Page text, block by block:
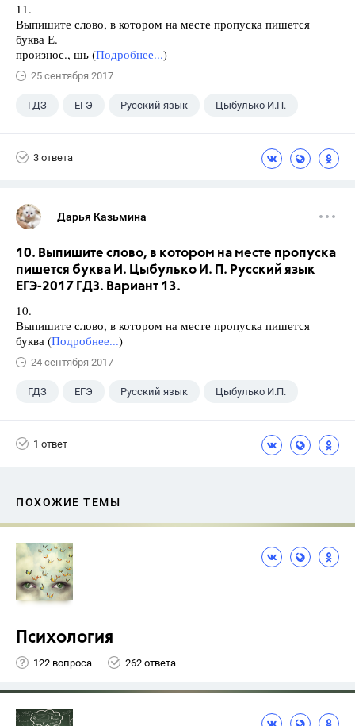
11.
Выпишите слово, в котором на месте пропуска пишется
буква Е.
произнос., шь (Подробнее...)
25 сентября 2017
ГДЗ ЕГЭ Русский язык Цыбулько И.П.
3 ответа
Дарья Казьмина
10. Выпишите слово, в котором на месте пропуска
пишется буква И. Цыбулько И. П. Русский язык
ЕГЭ-2017 ГДЗ. Вариант 13.
10.
Выпишите слово, в котором на месте пропуска пишется
буква (Подробнее...)
24 сентября 2017
ГДЗ ЕГЭ Русский язык Цыбулько И.П.
1 ответ
ПОХОЖИЕ ТЕМЫ
Психология
122 вопроса 262 ответа